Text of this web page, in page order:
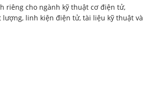
riêng cho ngành kỹ thuật cơ điện tử,
lượng, linh kiện điện tử, tài liệu kỹ thuật và